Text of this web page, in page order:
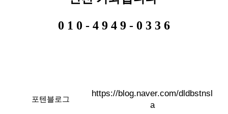
0 1 0 - 4 9 4 9 - 0 3 3 6
포텐블로그
https://blog.naver.com/dldbstnsl
a